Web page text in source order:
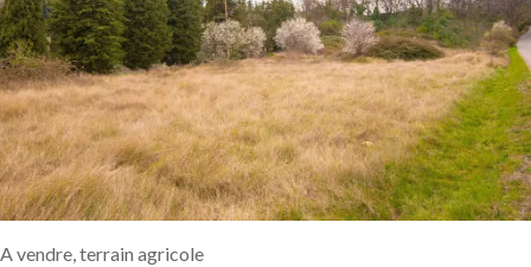
A vendre, terrain agricole